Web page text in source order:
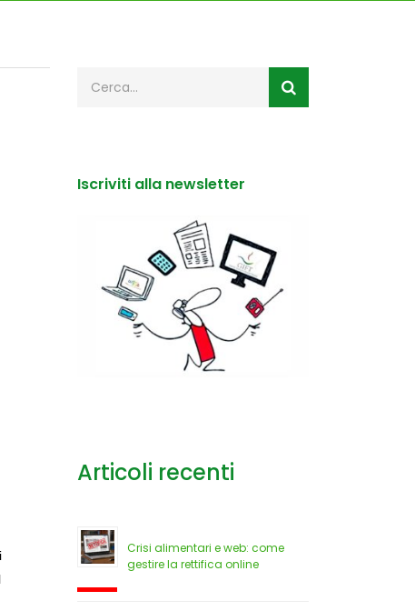
Iscriviti alla newsletter
Articoli recenti
Crisi alimentari e web: come
gestire la rettifica online